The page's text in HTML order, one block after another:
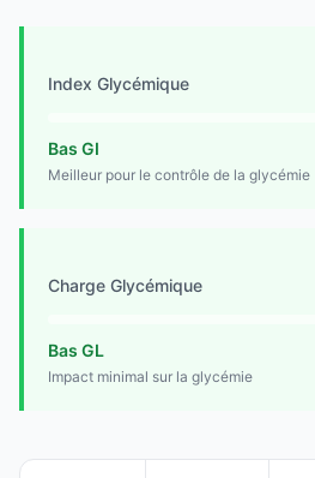
Index Glycémique
Bas GI
Meilleur pour le contrôle de la glycémie
Charge Glycémique
Bas GL
Impact minimal sur la glycémie